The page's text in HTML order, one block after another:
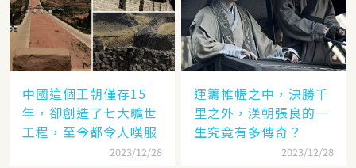
中國這個王朝僅存15
年，卻創造了七大曠世
工程，至今都令人嘆服
2023/12/28
運籌帷幄之中，決勝千
里之外，漢朝張良的一
生究竟有多傳奇？
2023/12/28